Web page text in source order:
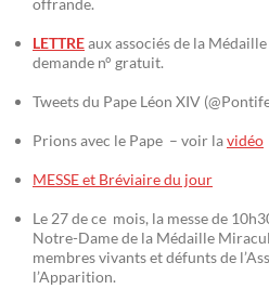
offrande.
LETTREaux associés de la
demande n° gratuit.
Tweets du Pape Léon XIV
Prions avec le Pape – voir lavidéo
MESSE et Bréviaire du jour
Le 27 de ce mois, la messe de
Notre-Dame de la Médaille
membres vivants et défunts de
l’Apparition.